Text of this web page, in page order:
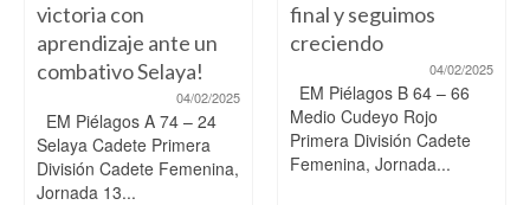
victoria con
aprendizaje ante un
combativo Selaya!
04/02/2025
EM Piélagos A 74 – 24
Selaya Cadete Primera
División Cadete Femenina,
Jornada 13...
final y seguimos
creciendo
04/02/2025
EM Piélagos B 64 – 66
Medio Cudeyo Rojo
Primera División Cadete
Femenina, Jornada...